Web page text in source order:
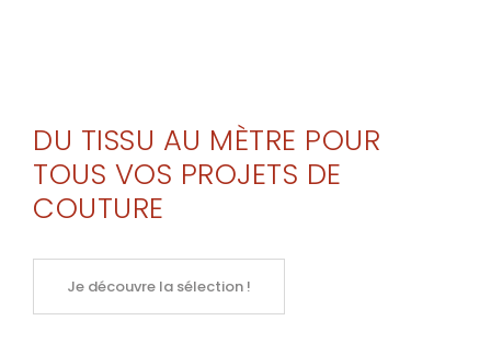
DU TISSU AU MÈTRE POUR
TOUS VOS PROJETS DE
COUTURE
Je découvre la sélection !